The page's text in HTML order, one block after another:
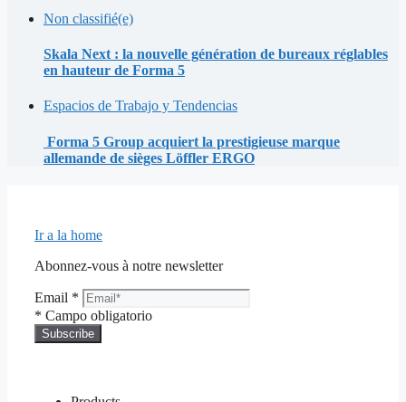
Non classifié(e)
Skala Next : la nouvelle génération de bureaux réglables
en hauteur de Forma 5
Espacios de Trabajo y Tendencias
Forma 5 Group acquiert la prestigieuse marque
allemande de sièges Löffler ERGO
Ir a la home
Abonnez-vous à notre newsletter
Email *
* Campo obligatorio